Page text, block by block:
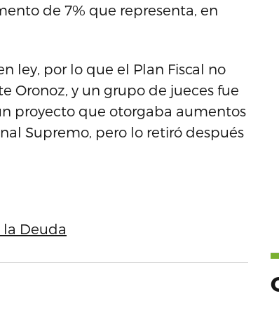
de 7% que representa, en
ley, por lo que el Plan Fiscal no
Oronoz, y un grupo de jueces fue
proyecto que otorgaba aumentos
Supremo, pero lo retiró después
Deuda